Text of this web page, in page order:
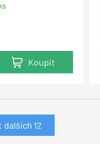
Koupit
dalších 12